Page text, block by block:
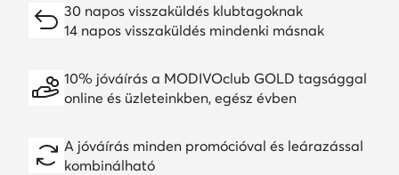
30 napos visszaküldés klubtagoknak
14 napos visszaküldés mindenki másnak
10% jóváírás a MODIVOclub GOLD tagsággal
online és üzleteinkben, egész évben
A jóváírás minden promócióval és leárazással
kombinálható